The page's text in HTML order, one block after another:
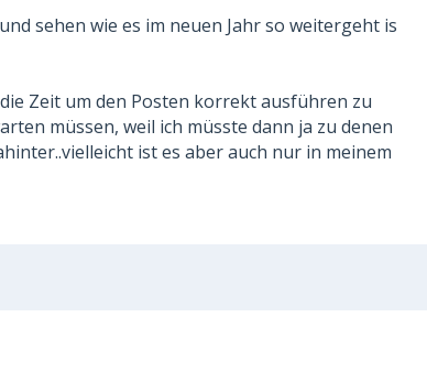
sehen wie es im neuen Jahr so weitergeht is
Zeit um den Posten korrekt ausführen zu
müssen, weil ich müsste dann ja zu denen
ist es aber auch nur in meinem